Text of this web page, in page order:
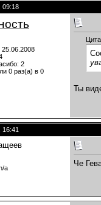
09:18
25.06.2008
2
0 раз(а) в 0
Ты
16:41
a
Че